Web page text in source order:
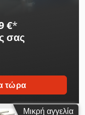
€*
σας
τώρα
Μικρή αγγελία